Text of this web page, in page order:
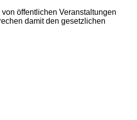
1 2
öffentlichen Veranstaltungen
damit den gesetzlichen